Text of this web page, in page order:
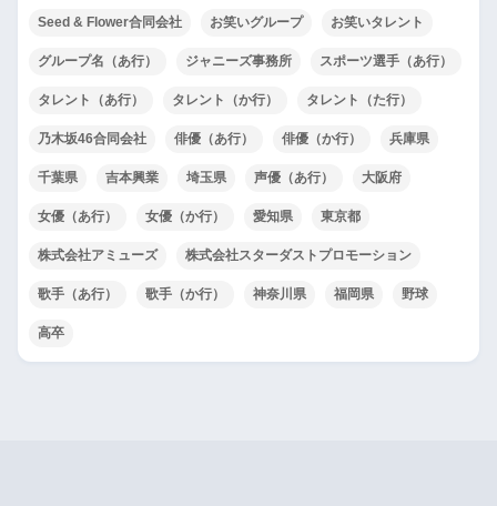
Seed & Flower合同会社 お笑いグループ お笑いタレント
グループ名（あ行） ジャニーズ事務所 スポーツ選手（あ行）
タレント（あ行） タレント（か行） タレント（た行）
乃木坂46合同会社 俳優（あ行） 俳優（か行） 兵庫県
千葉県 吉本興業 埼玉県 声優（あ行） 大阪府
女優（あ行） 女優（か行） 愛知県 東京都
株式会社アミューズ 株式会社スターダストプロモーション
歌手（あ行） 歌手（か行） 神奈川県 福岡県 野球
高卒